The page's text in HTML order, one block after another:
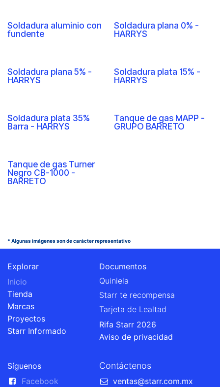
Soldadura aluminio con
fundente
Soldadura plana 0% -
HARRYS
Soldadura plana 5% -
HARRYS
Soldadura plata 15% -
HARRYS
Soldadura plata 35%
Barra - HARRYS
Tanque de gas MAPP -
GRUPO BARRETO
Tanque de gas Turner
Negro CB-1000 -
BARRETO
* Algunas imágenes son de carácter representativo
Explorar
Inicio
Tienda
Marcas
Proyectos
Starr Informado
Documentos
Quiniela
Starr te recompensa
Tarjeta de Lealtad
Rifa Starr 2026
Aviso de privacidad
Síguenos
Facebook
Contáctenos
ventas@starr.com.mx